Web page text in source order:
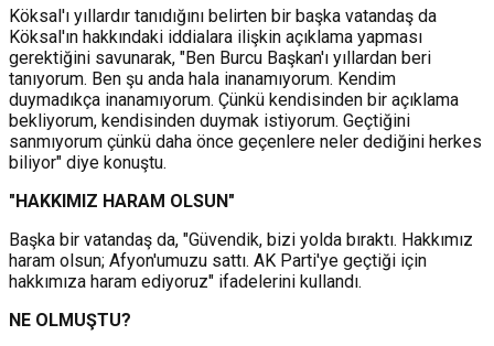
Köksal'ı yıllardır tanıdığını belirten bir başka vatandaş da
Köksal'ın hakkındaki iddialara ilişkin açıklama yapması
gerektiğini savunarak, "Ben Burcu Başkan'ı yıllardan beri
tanıyorum. Ben şu anda hala inanamıyorum. Kendim
duymadıkça inanamıyorum. Çünkü kendisinden bir açıklama
bekliyorum, kendisinden duymak istiyorum. Geçtiğini
sanmıyorum çünkü daha önce geçenlere neler dediğini herkes
biliyor" diye konuştu.
"HAKKIMIZ HARAM OLSUN"
Başka bir vatandaş da, "Güvendik, bizi yolda bıraktı. Hakkımız
haram olsun; Afyon'umuzu sattı. AK Parti'ye geçtiği için
hakkımıza haram ediyoruz" ifadelerini kullandı.
NE OLMUŞTU?